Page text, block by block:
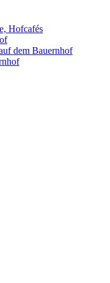
Hofcafés
dem Bauernhof